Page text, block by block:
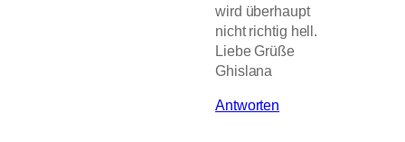
wird überhaupt
nicht richtig hell.
Liebe Grüße
Ghislana
Antworten